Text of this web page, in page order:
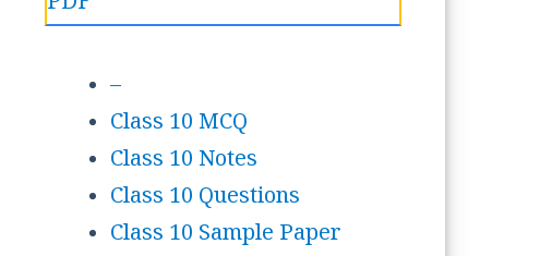
–
Class 10 MCQ
Class 10 Notes
Class 10 Questions
Class 10 Sample Paper